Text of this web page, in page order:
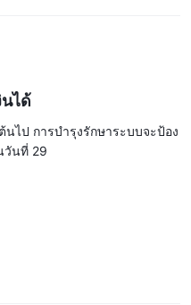
ได้
ไป การบำรุงรักษาระบบจะป้อง
วันที่ 29